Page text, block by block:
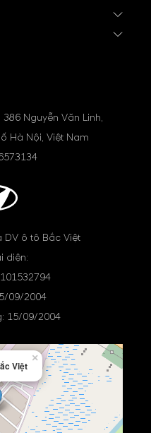
Nguyễn Văn Linh,
Hà Nội, Việt Nam
DV ô tô Bắc Việt
diện:
09/2004
15/09/2004
Việt
×